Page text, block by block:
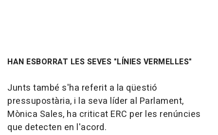
HAN ESBORRAT LES SEVES "LÍNIES VERMELLES"
Junts també s'ha referit a la qüestió
pressupostària, i la seva líder al Parlament,
Mònica Sales, ha criticat ERC per les renúncies
que detecten en l'acord.